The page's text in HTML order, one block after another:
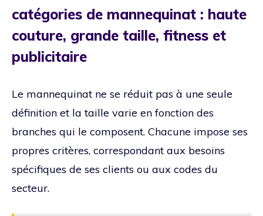
catégories de mannequinat : haute
couture, grande taille, fitness et
publicitaire
Le mannequinat ne se réduit pas à une seule
définition et la taille varie en fonction des
branches qui le composent. Chacune impose ses
propres critères, correspondant aux besoins
spécifiques de ses clients ou aux codes du
secteur.